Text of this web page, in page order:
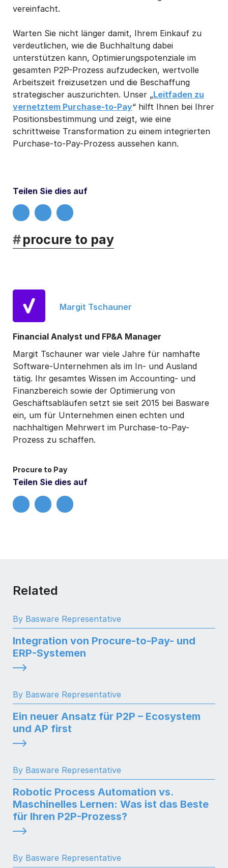
vereinfacht.
Warten Sie nicht länger damit, Ihrem Einkauf zu
verdeutlichen, wie die Buchhaltung dabei
unterstützen kann, Optimierungspotenziale im
gesamten P2P-Prozess aufzudecken, wertvolle
Arbeitszeit freizusetzen und die Beschaffung
strategischer auszurichten. Unser „Leitfaden zu
vernetztem Purchase-to-Pay“ hilft Ihnen bei Ihrer
Positionsbestimmung und zeigt, wie eine
schrittweise Transformation zu einem integrierten
Purchase-to-Pay-Prozess aussehen kann.
Teilen Sie dies auf
#procure to pay
Margit Tschauner
Financial Analyst und FP&A Manager
Margit Tschauner war viele Jahre für namhafte
Software-Unternehmen als im In- und Ausland
tätig. Ihr gesamtes Wissen im Accounting- und
Finanzbereich sowie der Optimierung von
Geschäftsabläufen setzt sie seit 2015 bei Basware
ein, um für Unternehmen einen echten und
nachhaltigen Mehrwert im Purchase-to-Pay-
Prozess zu schaffen.
Procure to Pay
Teilen Sie dies auf
Related
By Basware Representative
Integration von Procure-to-Pay- und
ERP-Systemen
By Basware Representative
Ein neuer Ansatz für P2P – Ecosystem
und AP first
By Basware Representative
Robotic Process Automation vs.
Maschinelles Lernen: Was ist das Beste
für Ihren P2P-Prozess?
By Basware Representative